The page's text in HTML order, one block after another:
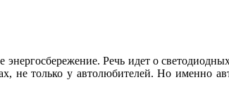
Речь идет о
не только у автолюбителей. Но именно